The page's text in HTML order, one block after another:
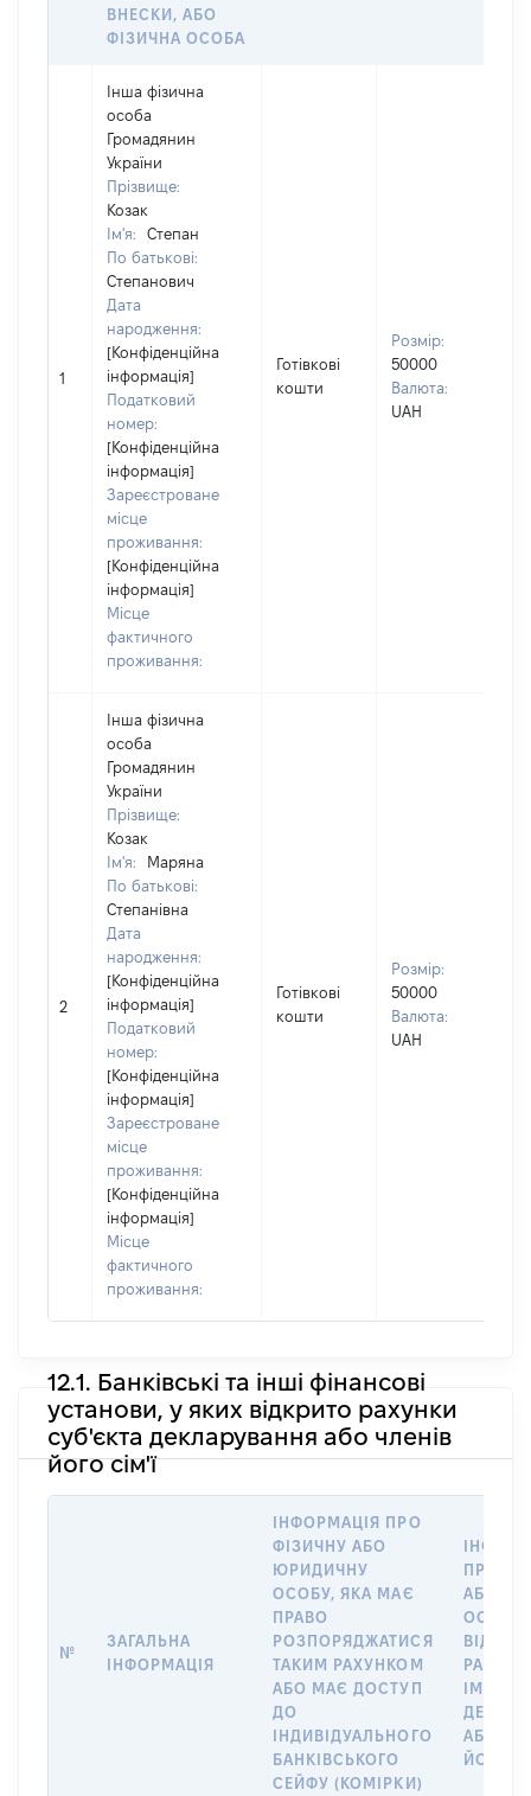
ВНЕСКИ, АБО
ФІЗИЧНА ОСОБА
1
Інша фізична
особа
Громадянин
України
Прізвище:
Козак
Ім'я:
Степан
По батькові:
Степанович
Дата
народження:
[Конфіденційна
інформація]
Податковий
номер:
[Конфіденційна
інформація]
Зареєстроване
місце
проживання:
[Конфіденційна
інформація]
Місце
фактичного
проживання:
Готівкові
кошти
Розмір:
50000
Валюта:
UAH
2
Інша фізична
особа
Громадянин
України
Прізвище:
Козак
Ім'я:
Маряна
По батькові:
Степанівна
Дата
народження:
[Конфіденційна
інформація]
Податковий
номер:
[Конфіденційна
інформація]
Зареєстроване
місце
проживання:
[Конфіденційна
інформація]
Місце
фактичного
проживання:
Готівкові
кошти
Розмір:
50000
Валюта:
UAH
12.1. Банківські та інші фінансові
установи, у яких відкрито рахунки
суб'єкта декларування або членів
його сім'ї
№
ЗАГАЛЬНА
ІНФОРМАЦІЯ
ІНФОРМАЦІЯ ПРО
ФІЗИЧНУ АБО
ЮРИДИЧНУ
ОСОБУ, ЯКА МАЄ
ПРАВО
РОЗПОРЯДЖАТИСЯ
ТАКИМ РАХУНКОМ
АБО МАЄ ДОСТУП
ДО
ІНДИВІДУАЛЬНОГО
БАНКІВСЬКОГО
СЕЙФУ (КОМІРКИ)
ПРО
АБО
ОСОБУ,
ІМ’Я
АБО
ЙОГО